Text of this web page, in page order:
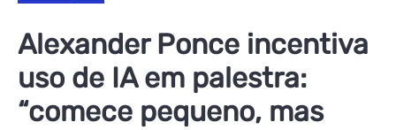
Alexander Ponce incentiva
uso de IA em palestra:
“comece pequeno, mas